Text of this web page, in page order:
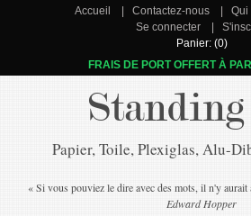
Accueil Contactez-nous
Qui
Se connecter
Panier: (0)
FRAIS DE PORT OFFERT À
Papier, Toile, Plexiglas, Alu-
« Si vous pouviez le dire avec des mots, il n'y aurait
Edward Hopper